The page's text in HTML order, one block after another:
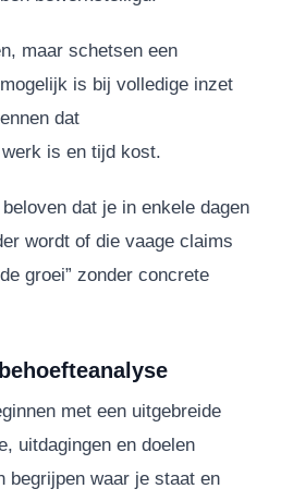
maar schetsen een
is bij volledige inzet
dat
is en tijd kost.
dat je in enkele dagen
wordt of die vaage claims
groei” zonder concrete
met een uitgebreide
uitdagingen en doelen
begrijpen waar je staat en